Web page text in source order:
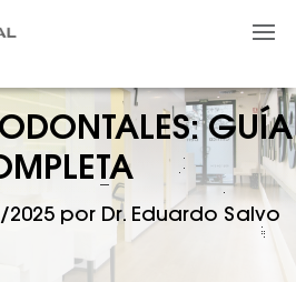
GUÍA
2025 por Dr. Eduardo Salvo